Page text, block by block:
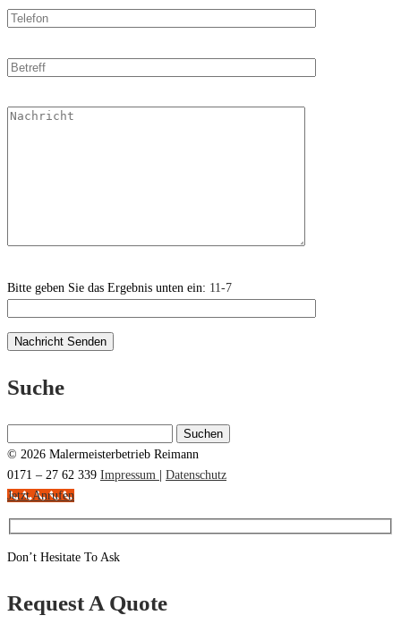
Bitte geben Sie das Ergebnis unten ein: 11-7
Suche
nach:
© 2026 Malermeisterbetrieb Reimann
0171 – 27 62 339 Impressum
Datenschutz
Jetzt Anrufen
Don’t Hesitate To Ask
Request A Quote